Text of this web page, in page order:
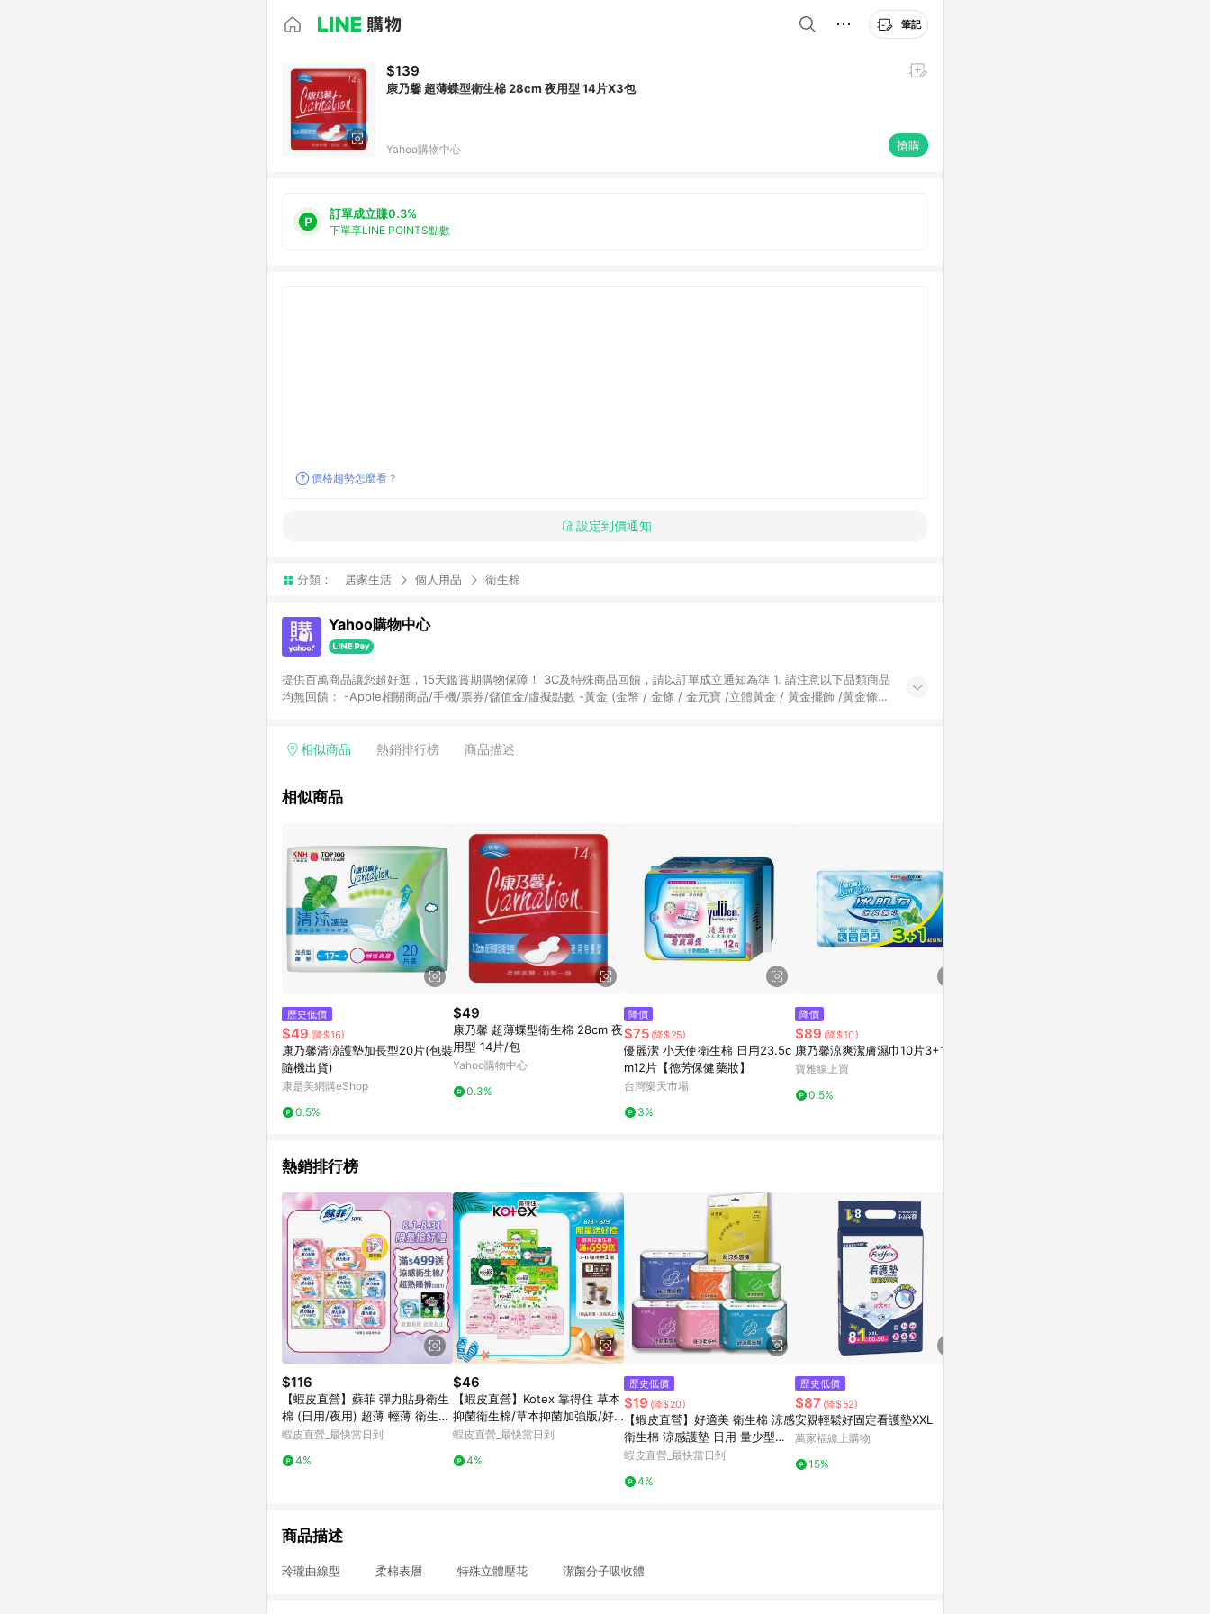
筆記
$139
康乃馨 超薄蝶型衛生棉 28cm 夜用型 14片X3包
Yahoo購物中心 搶購
訂單成立賺0.3%
下單享LINE POINTS點數
價格趨勢怎麼看？
設定到價通知
分類： 居家生活 個人用品 衛生棉
Yahoo購物中心
提供百萬商品讓您超好逛，15天鑑賞期購物保障！ 3C及特殊商品回饋，請以訂單成立通知為準 1. 請注意以下品類商品
均無回饋： -Apple相關商品/手機/票券/儲值金/虛擬點數 -黃金 (金幣 / 金條 / 金元寶 /立體黃金 / 黃金擺飾 /黃金條
Yahoo超贈點回饋者 - 購物中心商店之商品：商品賣場中有標示「商店」及顯示商店名稱者(指定活動店家除外) 3. 訂
相似商品 熱銷排行榜 商品描述
相似商品
歷史低價
$49 (降$16)
康乃馨清涼護墊加長型20片(包裝
隨機出貨)
康是美網購eShop
0.5%
$49
康乃馨 超薄蝶型衛生棉 28cm 夜
用型 14片/包
Yahoo購物中心
0.3%
降價
$75 (降$25)
優麗潔 小天使衛生棉 日用23.5c
m12片【德芳保健藥妝】
台灣樂天市場
3%
降價
$89 (降$10)
康乃馨涼爽潔膚濕巾10片3+1裝
寶雅線上買
0.5%
熱銷排行榜
$116
【蝦皮直營】蘇菲 彈力貼身衛生
棉 (日用/夜用) 超薄 輕薄 衛生棉
防漏 草本抑菌 量少型
蝦皮直營_最快當日到
4%
$46
【蝦皮直營】Kotex 靠得住 草本
抑菌衛生棉/草本抑菌加強版/好
菌PLUS+ 日用/夜用/護墊 乾爽新
蝦皮直營_最快當日到
4%
歷史低價
$19 (降$20)
【蝦皮直營】好適美 衛生棉 涼感
衛生棉 涼感護墊 日用 量少型護
墊 超長加長 夜用衛生棉 衛生巾
蝦皮直營_最快當日到
4%
歷史低價
$87 (降$52)
安親輕鬆好固定看護墊XXL
萬家福線上購物
15%
商品描述
玲瓏曲線型 柔棉表層 特殊立體壓花 潔菌分子吸收體